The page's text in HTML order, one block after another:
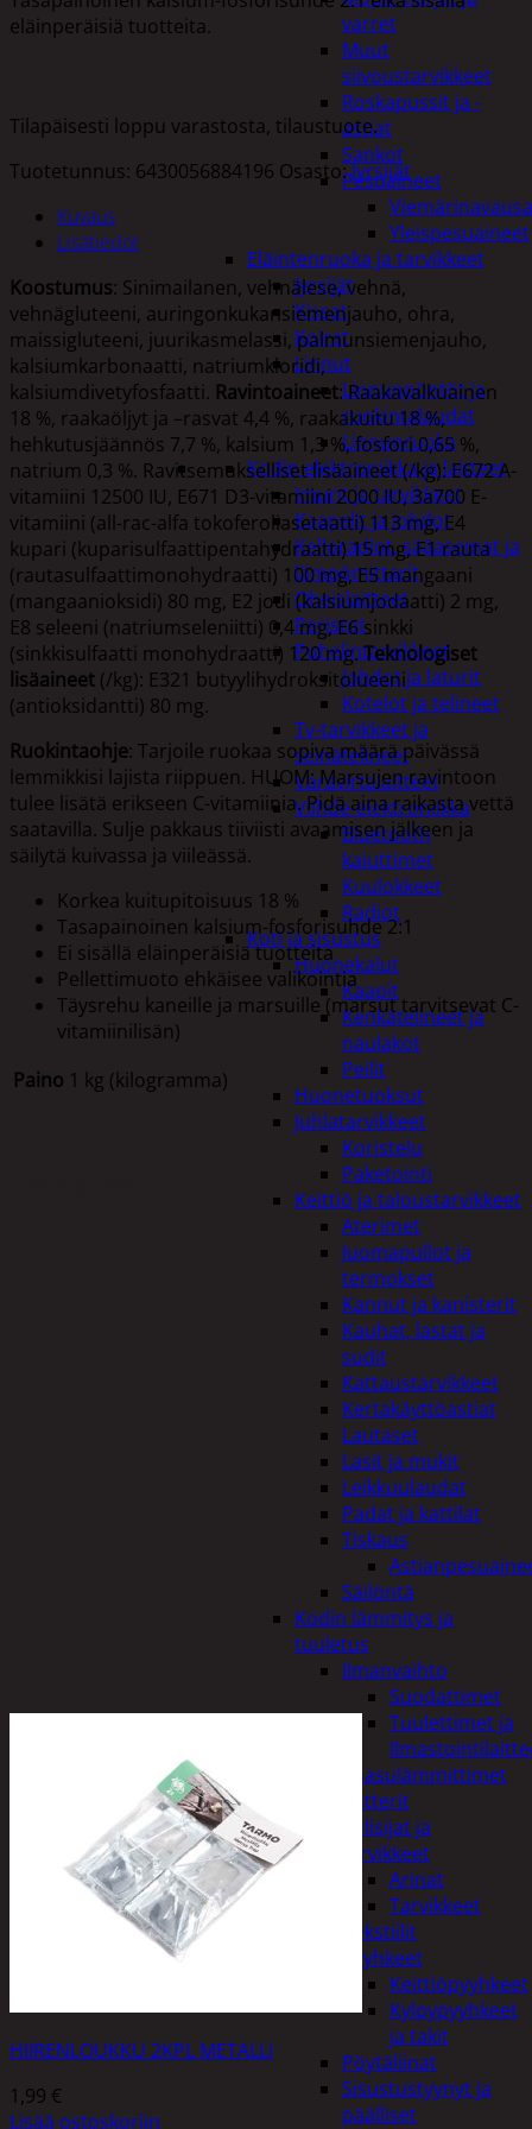
varret
Muut
siivoustarvikkeet
Roskapussit ja -
astiat
Sankot
Pesuaineet
Yleispesuaineet
Eläintenruoka ja tarvikkeet
Jyrsijät
Kissat
Koirat
Linnut
Linnunpöntöt ja
ruokintalaudat
Linnunruoka
Kodin elektroniikka ja laitteet
Imurit ja tarvikkeet
Kaapelit ja johdot
Kelloradiot, sääasemat ja
lämpömittarit
Oheislaitteet
Paristot
Puhelintarvikkeet
Johdot ja laturit
Kotelot ja telineet
Tv-tarvikkeet ja
seinätelineet
Varavirtalaitteet
Viihde-elektroniikka
Bluetooth
kaiuttimet
Kuulokkeet
Radiot
Koti ja sisustus
Huonekalut
Kaapit
Kenkätelineet ja
naulakot
Peilit
Huonetuoksut
Juhlatarvikkeet
Koristelu
Paketointi
Keittiö ja taloustarvikkeet
Aterimet
Juomapullot ja
termokset
Kannut ja kanisterit
Kauhat, lastat ja
sudit
Kattaustarvikkeet
Kertakäyttöastiat
Lautaset
Lasit ja mukit
Leikkuulaudat
Padat ja kattilat
Tiskaus
Säilöntä
Kodin lämmitys ja
tuuletus
Ilmanvaihto
Suodattimet
Tuulettimet ja
Kaasulämmittimet
Patterit
Tulisijat ja
tarvikkeet
Arinat
Tarvikkeet
Kodintekstiilit
Pyyhkeet
Keittiöpyyhkeet
Kylpypyyhkeet
ja takit
Pöytäliinat
Sisustustyynyt ja
päälliset
eläinperäisiä tuotteita.
Tilapäisesti loppu varastosta, tilaustuote.
Tuotetunnus: 6430056884196 Osasto:Jyrsijät
Kuvaus
Lisätiedot
Koostumus: Sinimailanen, vehnälese, vehnä,
vehnägluteeni, auringonkukansiemenjauho, ohra,
maissigluteeni, juurikasmelassi, palmunsiemenjauho,
kalsiumkarbonaatti, natriumkloridi,
kalsiumdivetyfosfaatti. Ravintoaineet: Raakavalkuainen
18 %, raakaöljyt ja –rasvat 4,4 %, raakakuitu 18 %,
hehkutusjäännös 7,7 %, kalsium 1,3 %, fosfori 0,65 %,
natrium 0,3 %. Ravitsemukselliset lisäaineet (/kg): E672 A-
vitamiini 12500 IU, E671 D3-vitamiini 2000 IU, 3a700 E-
vitamiini (all-rac-alfa tokoferoliasetaatti) 113 mg, E4
kupari (kuparisulfaattipentahydraatti) 15 mg, E1 rauta
(rautasulfaattimonohydraatti) 100 mg, E5 mangaani
(mangaanioksidi) 80 mg, E2 jodi (kalsiumjodaatti) 2 mg,
E8 seleeni (natriumseleniitti) 0,4 mg, E6 sinkki
(sinkkisulfaatti monohydraatti) 120 mg.Teknologiset
lisäaineet (/kg): E321 butyylihydroksitolueeni
(antioksidantti) 80 mg.
Ruokintaohje: Tarjoile ruokaa sopiva määrä päivässä
lemmikkisi lajista riippuen. HUOM: Marsujen ravintoon
tulee lisätä erikseen C-vitamiinia. Pidä aina raikasta vettä
saatavilla. Sulje pakkaus tiiviisti avaamisen jälkeen ja
säilytä kuivassa ja viileässä.
Korkea kuitupitoisuus 18 %
Tasapainoinen kalsium-fosforisuhde 2:1
Ei sisällä eläinperäisiä tuotteita
Pellettimuoto ehkäisee valikointia
Täysrehu kaneille ja marsuille (marsut tarvitsevat C-
vitamiinilisän)
Paino 1 kg (kilogramma)
HIIRENLOUKKU 2KPL METALLI
1,99 €
Lisää ostoskoriin